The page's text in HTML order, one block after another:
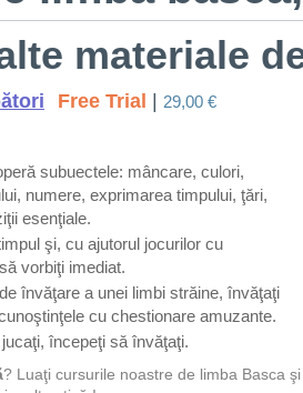
materiale
Free Trial 29,00 €
subuectele: mâncare, culori,
numere, exprimarea timpului, ţări,
esenţiale.
şi, cu ajutorul jocurilor cu
vorbiţi imediat.
învăţare a unei limbi străine, învăţaţi
cu chestionare amuzante.
începeţi să învăţaţi.
? Luaţi cursurile noastre de limba Basca şi